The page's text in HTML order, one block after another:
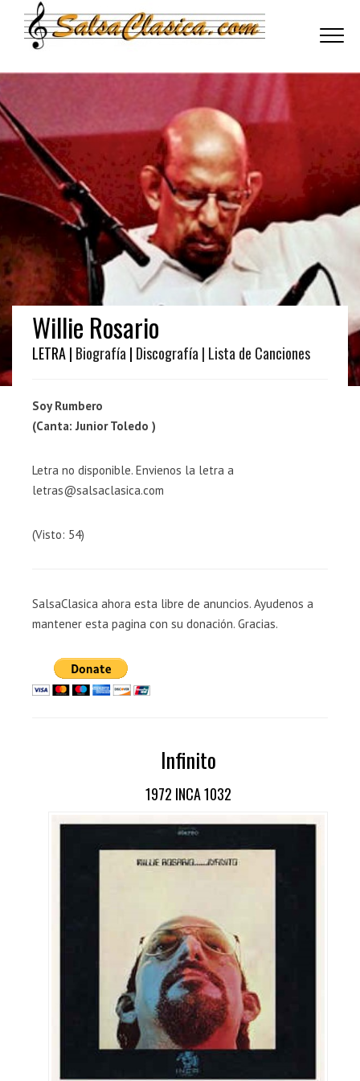
Willie Rosario
LETRA | Biografía | Discografía | Lista de Canciones
Soy Rumbero
(Canta: Junior Toledo )
Letra no disponible. Envienos la letra a
letras@salsaclasica.com
(Visto: 54)
SalsaClasica ahora esta libre de anuncios. Ayudenos a
mantener esta pagina con su donación. Gracias.
Infinito
1972 INCA 1032